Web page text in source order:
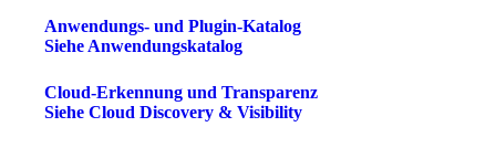
Anwendungs- und Plugin-Katalog
Siehe Anwendungskatalog
Cloud-Erkennung und Transparenz
Siehe Cloud Discovery & Visibility